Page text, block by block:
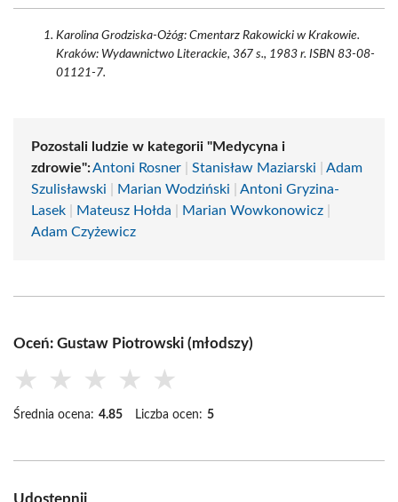
Karolina Grodziska-Ożóg: Cmentarz Rakowicki w Krakowie.
Kraków: Wydawnictwo Literackie, 367 s., 1983 r. ISBN 83-08-
01121-7.
Pozostali ludzie w kategorii "Medycyna i
zdrowie":Antoni Rosner Stanisław Maziarski
Adam
Szulisławski
Marian Wodziński
Antoni Gryzina-
Lasek
Mateusz Hołda Marian Wowkonowicz
Adam Czyżewicz
Oceń: Gustaw Piotrowski (młodszy)
★ ★ ★ ★ ★
Średnia ocena: 4.85 Liczba ocen: 5
Udostępnij